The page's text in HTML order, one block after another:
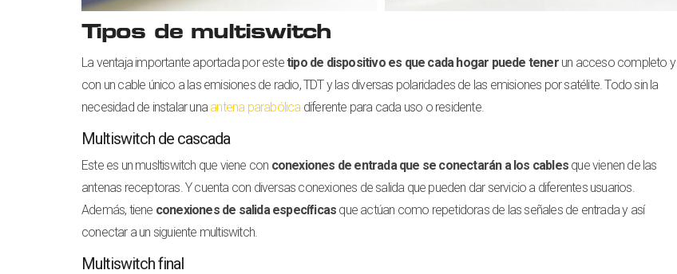
Tipos de multiswitch
La ventaja importante aportada por estetipo de dispositivo es que cada hogar puede tenerun acceso completo y
con un cable único a las emisiones de radio, TDT y las diversas polaridades de las emisiones por satélite. Todo sin la
necesidad de instalar una antena parabólica diferente para cada uso o residente.
Multiswitch de cascada
Este es un musltiswitch que viene con conexiones de entrada que se conectarán a los cables que vienen de las
antenas receptoras. Y cuenta con diversas conexiones de salida que pueden dar servicio a diferentes usuarios.
Además, tiene conexiones de salida específicas que actúan como repetidoras de las señales de entrada y así
conectar a un siguiente multiswitch.
Multiswitch final